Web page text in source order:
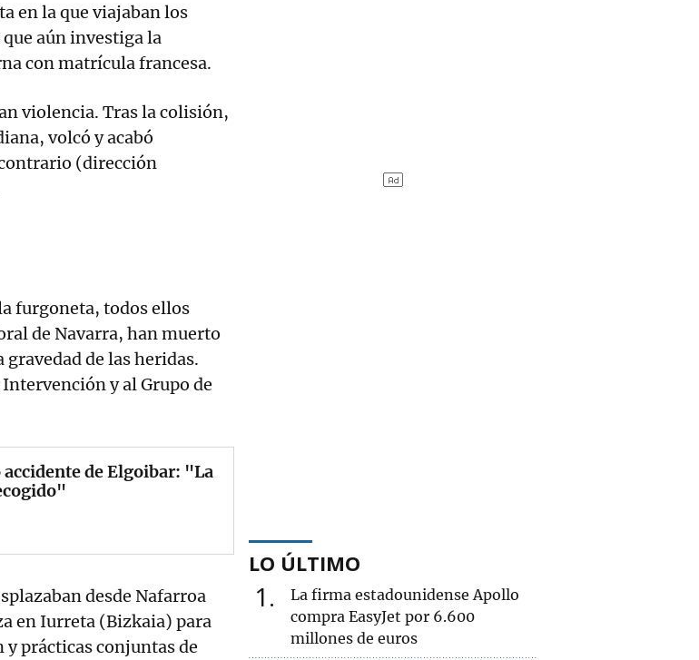
en la que viajaban los
aún investiga la
con matrícula francesa.
violencia. Tras la colisión,
volcó y acabó
(dirección
furgoneta, todos ellos
de Navarra, han muerto
de las heridas.
y al Grupo de
de Elgoibar: "La
desde Nafarroa
en Iurreta (Bizkaia) para
prácticas conjuntas de
LO ÚLTIMO
1
La firma estadounidense Apollo
compra EasyJet por 6.600
millones de euros